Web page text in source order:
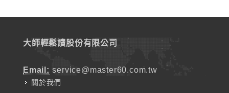
大師輕鬆讀股份有限公司
Email: service@master60.com.tw
關於我們